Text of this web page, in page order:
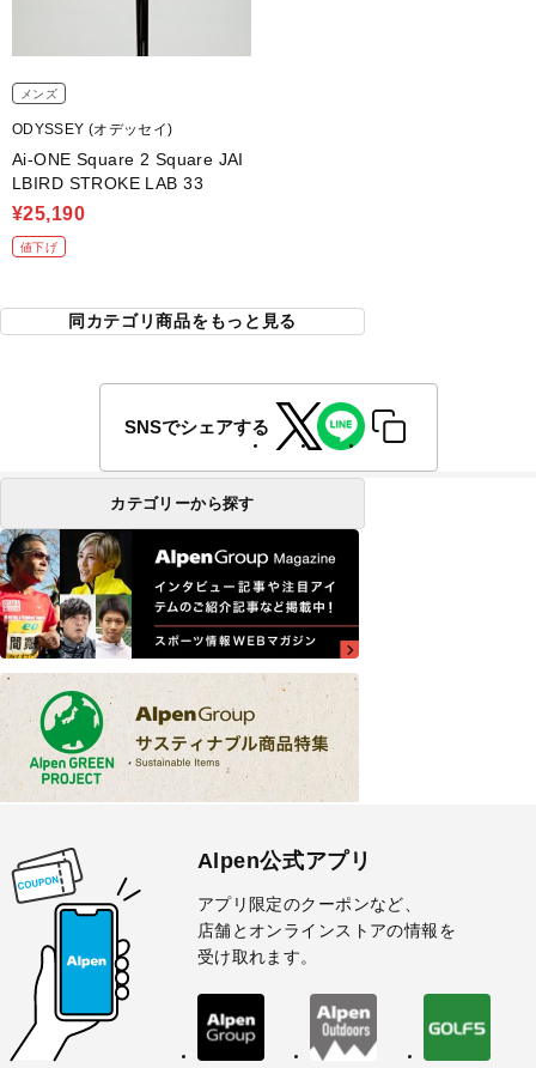
メンズ
ODYSSEY (オデッセイ)
Ai-ONE Square 2 Square JAI
LBIRD STROKE LAB 33
¥25,190
値下げ
同カテゴリ商品をもっと見る
SNSでシェアする
カテゴリーから探す
Alpen公式アプリ
アプリ限定のクーポンなど、
店舗とオンラインストアの情報を
受け取れます。